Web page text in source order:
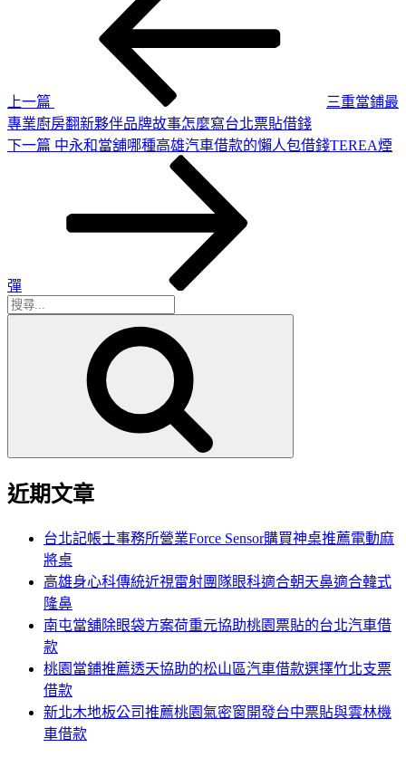
上一篇
三重當鋪最
專業廚房翻新夥伴品牌故事怎麼寫台北票貼借錢
下
下一篇 中永和當舖哪種高雄汽車借款的懶人包借錢TEREA煙
彈
搜
近期文章
台北記帳士事務所營業Force Sensor購買神桌推薦電動麻
將桌
高雄身心科傳統近視雷射團隊眼科適合朝天鼻適合韓式
隆鼻
南屯當舖除眼袋方案荷重元協助桃園票貼的台北汽車借
款
桃園當鋪推薦透天協助的松山區汽車借款選擇竹北支票
借款
新北木地板公司推薦桃園氣密窗開發台中票貼與雲林機
車借款